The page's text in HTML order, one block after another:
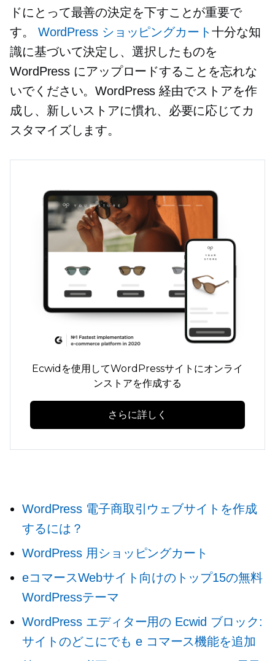
ドにとって最善の決定を下すことが重要で
す。 WordPress ショッピングカート 十分な知
識に基づいて決定し、選択したものを
WordPress にアップロードすることを忘れな
いでください。WordPress 経由でストアを作
成し、新しいストアに慣れ、必要に応じてカ
スタマイズします。
Ecwidを使用してWordPressサイトにオンライ
ンストアを作成する
さらに詳しく
WordPress 電子商取引ウェブサイトを作成
するには？
WordPress 用ショッピングカート
eコマースWebサイト向けのトップ15の無料
WordPressテーマ
WordPress エディター用の Ecwid ブロック:
サイトのどこにでも e コマース機能を追加